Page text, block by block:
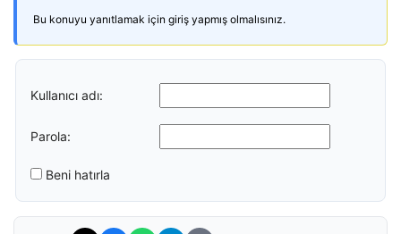
Bu konuyu yanıtlamak için giriş yapmış olmalısınız.
Kullanıcı adı:
Parola:
Beni hatırla